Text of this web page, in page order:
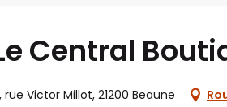
Central
rue Victor Millot, 21200 Beaune